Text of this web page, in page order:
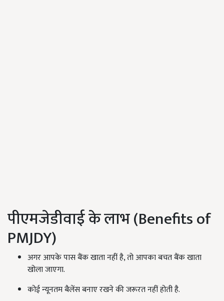
पीएमजेडीवाई के लाभ (Benefits of
PMJDY)
अगर आपके पास बैंक खाता नहीं है, तो आपका बचत बैंक खाता
खोला जाएगा.
कोई न्यूनतम बैलेंस बनाए रखने की जरूरत नहीं होती है.